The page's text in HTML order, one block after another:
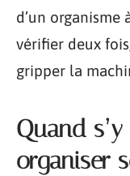
d’un organisme
vérifier deux
gripper la
Quand
organiser